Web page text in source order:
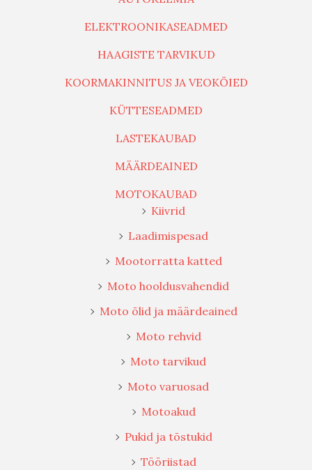
ELEKTROONIKASEADMED
HAAGISTE TARVIKUD
KOORMAKINNITUS JA VEOKÖIED
KÜTTESEADMED
LASTEKAUBAD
MÄÄRDEAINED
MOTOKAUBAD
Kiivrid
Laadimispesad
Mootorratta katted
Moto hooldusvahendid
Moto õlid ja määrdeained
Moto rehvid
Moto tarvikud
Moto varuosad
Motoakud
Pukid ja tõstukid
Tööriistad